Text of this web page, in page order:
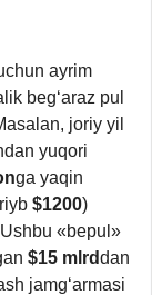
ayrim
beg‘araz pul
joriy yil
yuqori
ga yaqin
$1200)
«bepul»
$15 mlrddan
jamg‘armasi